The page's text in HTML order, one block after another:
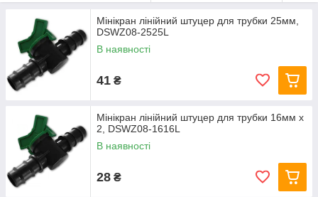
Мінікран лінійний штуцер для трубки 25мм,
DSWZ08-2525L
В наявності
41 ₴
Мінікран лінійний штуцер для трубки 16мм х
2, DSWZ08-1616L
В наявності
28 ₴